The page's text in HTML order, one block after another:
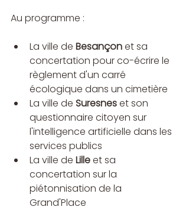
Au programme :
La ville de Besançon et sa
concertation pour co-écrire le
règlement d'un carré
écologique dans un cimetière
La ville de Suresnes et son
questionnaire citoyen sur
l'intelligence artificielle dans les
services publics
La ville de Lille et sa
concertation sur la
piétonnisation de la
Grand'Place